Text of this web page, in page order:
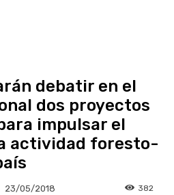
debatir en el
dos proyectos
impulsar el
actividad foresto-
23/05/2018 382